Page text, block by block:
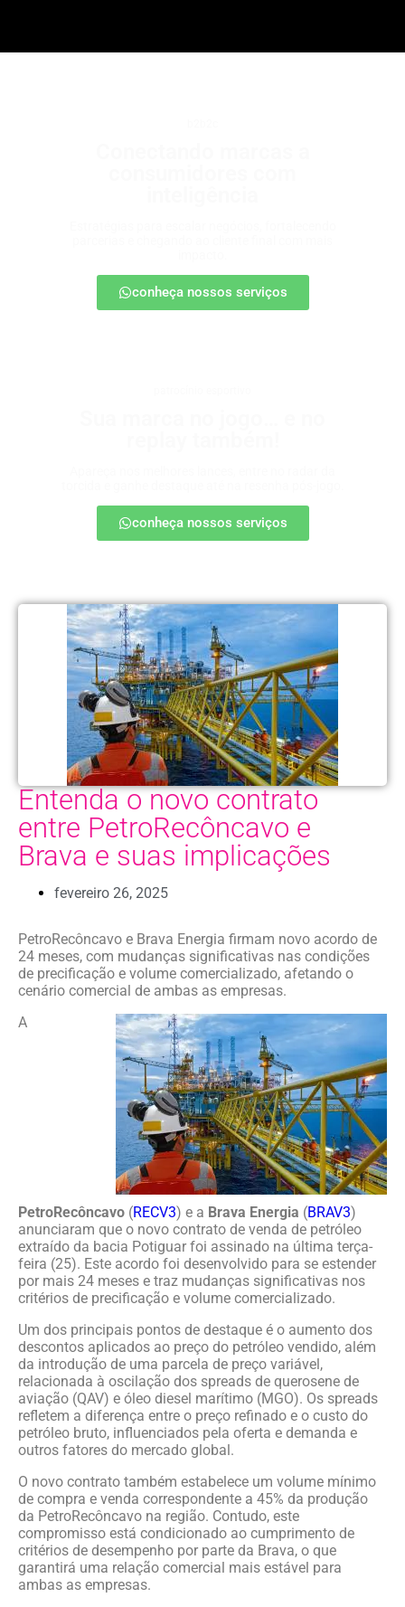
conheça nossos serviços
conheça nossos serviços
Entenda o novo contrato
entre PetroRecôncavo e
Brava e suas implicações
fevereiro 26, 2025
PetroRecôncavo e Brava Energia firmam novo acordo de
24 meses, com mudanças significativas nas condições
de precificação e volume comercializado, afetando o
cenário comercial de ambas as empresas.
A
PetroRecôncavo (RECV3) e a Brava Energia (BRAV3)
anunciaram que o novo contrato de venda de petróleo
extraído da bacia Potiguar foi assinado na última terça-
feira (25). Este acordo foi desenvolvido para se estender
por mais 24 meses e traz mudanças significativas nos
critérios de precificação e volume comercializado.
Um dos principais pontos de destaque é o aumento dos
descontos aplicados ao preço do petróleo vendido, além
da introdução de uma parcela de preço variável,
relacionada à oscilação dos spreads de querosene de
aviação (QAV) e óleo diesel marítimo (MGO). Os spreads
refletem a diferença entre o preço refinado e o custo do
petróleo bruto, influenciados pela oferta e demanda e
outros fatores do mercado global.
O novo contrato também estabelece um volume mínimo
de compra e venda correspondente a 45% da produção
da PetroRecôncavo na região. Contudo, este
compromisso está condicionado ao cumprimento de
critérios de desempenho por parte da Brava, o que
garantirá uma relação comercial mais estável para
ambas as empresas.